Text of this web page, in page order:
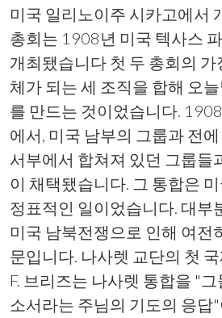
미국 일리노이주 시카고에서
총회는 1908년 미국 텍사스
개최됐습니다 첫 두 총회의 가
체가 되는 세 조직을 합해 오
를 만드는 것이었습니다.
에서, 미국 남부의 그룹과 전
서부에서 합쳐져 있던 그룹들
이 채택됐습니다. 그 통합은
정표적인 일이었습니다. 대부
미국 남북전쟁으로 인해 여전
문입니다. 나사렛 교단의 첫
F. 브리즈는 나사렛 통합을 "
소서라는 주님의 기도의 응답